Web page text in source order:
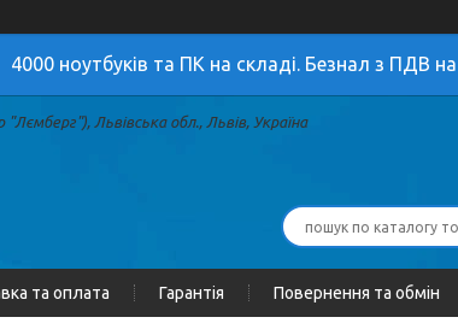
4000 ноутбуків та ПК на складі. Безнал з ПДВ на
Львівська обл., Львів, Україна
та оплата Гарантія Повернення та обмін